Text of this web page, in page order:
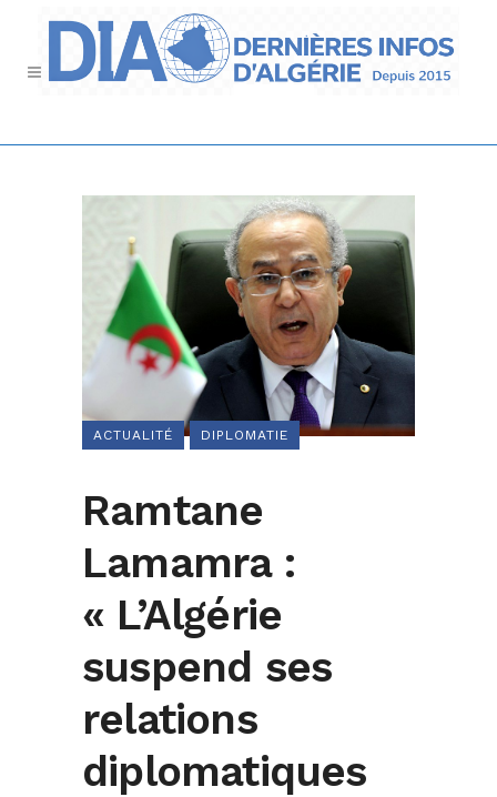
ACTUALITÉ DIPLOMATIE
Ramtane
Lamamra :
« L’Algérie
suspend ses
relations
diplomatiques